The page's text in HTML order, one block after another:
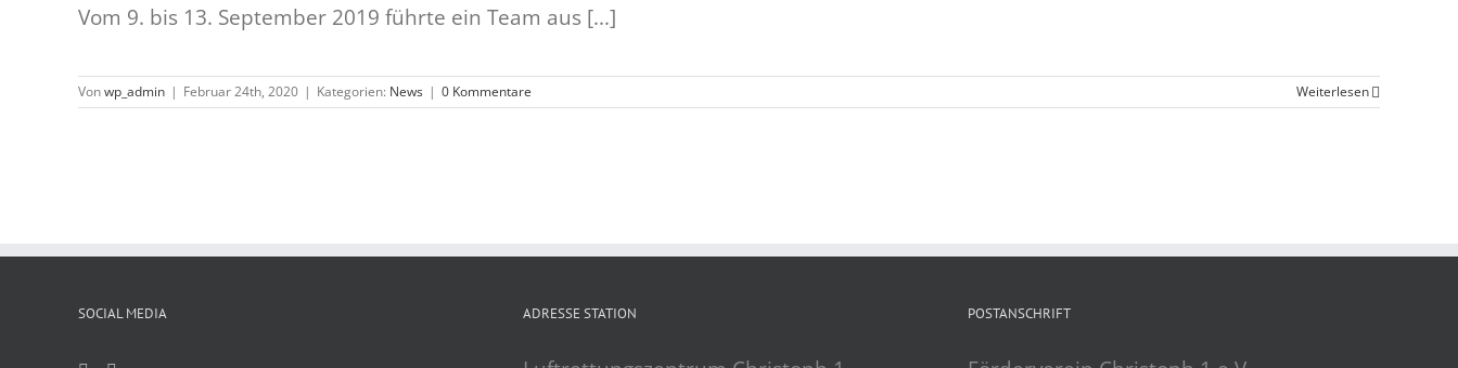
Vom 9. bis 13. September 2019 führte ein Team aus [...]
Vonwp_admin | Februar 24th, 2020 | Kategorien: News | 0 Kommentare Weiterlesen
SOCIAL MEDIA ADRESSE STATION POSTANSCHRIFT